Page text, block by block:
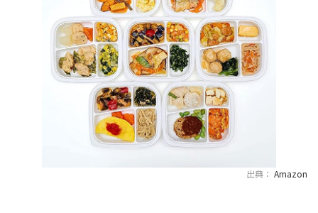
出典： Amazon